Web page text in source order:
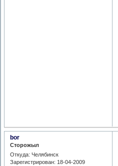
bor
Сторожыл
Откуда: Челябинск
Зарегистрирован: 18-04-2009